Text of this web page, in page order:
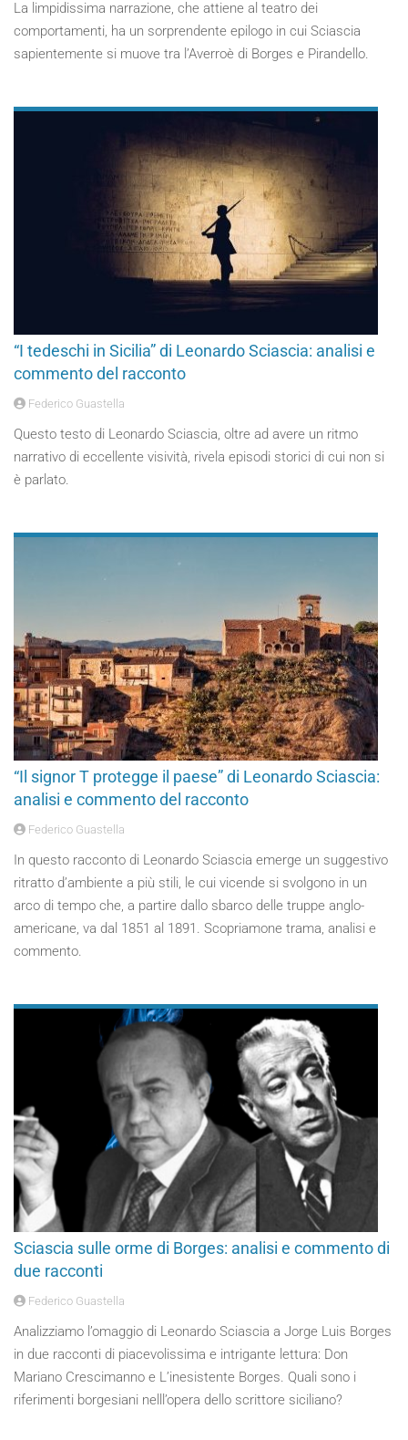
La limpidissima narrazione, che attiene al teatro dei
comportamenti, ha un sorprendente epilogo in cui Sciascia
sapientemente si muove tra l’Averroè di Borges e Pirandello.
“I tedeschi in Sicilia” di Leonardo Sciascia: analisi e
commento del racconto
Federico Guastella
Questo testo di Leonardo Sciascia, oltre ad avere un ritmo
narrativo di eccellente visività, rivela episodi storici di cui non si
è parlato.
“Il signor T protegge il paese” di Leonardo Sciascia:
analisi e commento del racconto
Federico Guastella
In questo racconto di Leonardo Sciascia emerge un suggestivo
ritratto d’ambiente a più stili, le cui vicende si svolgono in un
arco di tempo che, a partire dallo sbarco delle truppe anglo-
americane, va dal 1851 al 1891. Scopriamone trama, analisi e
commento.
Sciascia sulle orme di Borges: analisi e commento di
due racconti
Federico Guastella
Analizziamo l’omaggio di Leonardo Sciascia a Jorge Luis Borges
in due racconti di piacevolissima e intrigante lettura: Don
Mariano Crescimanno e L’inesistente Borges. Quali sono i
riferimenti borgesiani nelll’opera dello scrittore siciliano?